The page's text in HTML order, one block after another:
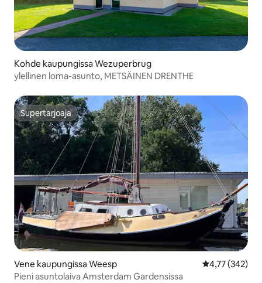
Kohde kaupungissa Wezuperbrug
ylellinen loma-asunto, METSÄINEN DRENTHE
Supertarjoaja
Supertarjoaja
Vene kaupungissa Weesp
4,77 (342)
Pieni asuntolaiva Amsterdam Gardensissa